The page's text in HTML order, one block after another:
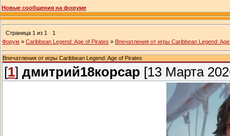
Новые сообщения на форуме
Страница 1 из 1
1
Форум » Caribbean Legend: Age of Pirates » Впечатления от игры Caribbean Legend:
Впечатления от игры Caribbean Legend: Age of Pirates
[1] дмитрий18корсар [13 Марта